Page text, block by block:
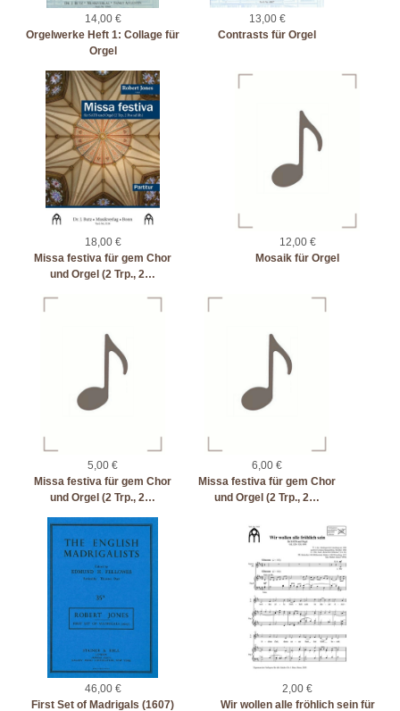
14,00 €
Orgelwerke Heft 1: Collage für
Orgel
13,00 €
Contrasts für Orgel
18,00 €
Missa festiva für gem Chor
und Orgel (2 Trp., 2…
12,00 €
Mosaik für Orgel
5,00 €
Missa festiva für gem Chor
und Orgel (2 Trp., 2…
6,00 €
Missa festiva für gem Chor
und Orgel (2 Trp., 2…
46,00 €
First Set of Madrigals (1607)
2,00 €
Wir wollen alle fröhlich sein für